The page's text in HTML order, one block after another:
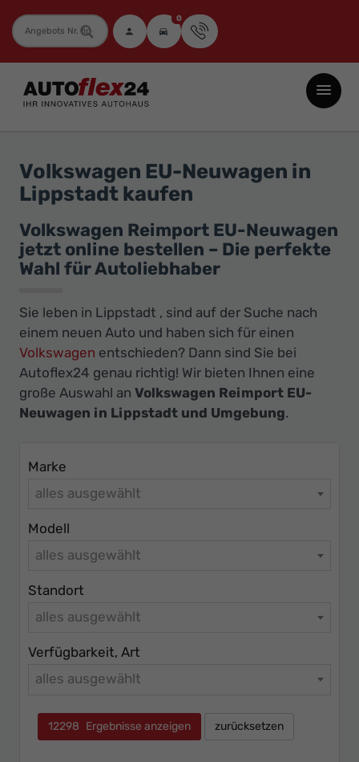
Fahrzeugnummer 0
Autoflex24
GmbH
Neuwagen
Jahreswagen
und
Gebrauchtwagen
zu
Preisen
-
Ihr
Innovatives
Autohaus
Volkswagen EU-Neuwagen in
Lippstadt kaufen
Volkswagen Reimport EU-Neuwagen
jetzt online bestellen – Die perfekte
Wahl für Autoliebhaber
Sie leben in Lippstadt , sind auf der Suche nach
einem neuen Auto und haben sich für einen
Volkswagen entschieden? Dann sind Sie bei
Autoflex24 genau richtig! Wir bieten Ihnen eine
große Auswahl an Volkswagen Reimport EU-
Neuwagen in Lippstadt und Umgebung.
Marke
alles ausgewählt
Modell
alles ausgewählt
Standort
alles ausgewählt
Verfügbarkeit, Art
alles ausgewählt
12298 Ergebnisse anzeigen zurücksetzen